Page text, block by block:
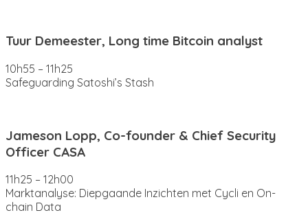
Tuur Demeester, Long time Bitcoin analyst
10h55 – 11h25
Safeguarding Satoshi’s Stash
Jameson Lopp, Co-founder & Chief Security
Officer CASA
11h25 – 12h00
Marktanalyse: Diepgaande Inzichten met Cycli en On-
chain Data